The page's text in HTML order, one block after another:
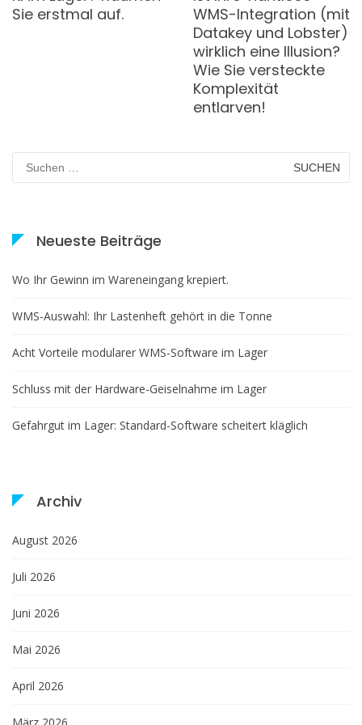
Sie erstmal auf.
WMS-Integration (mit
Datakey und Lobster)
wirklich eine Illusion?
Wie Sie versteckte
Komplexität
entlarven!
Suchen
nach:
Neueste Beiträge
Wo Ihr Gewinn im Wareneingang krepiert.
WMS-Auswahl: Ihr Lastenheft gehört in die Tonne
Acht Vorteile modularer WMS-Software im Lager
Schluss mit der Hardware-Geiselnahme im Lager
Gefahrgut im Lager: Standard-Software scheitert kläglich
Archiv
August 2026
Juli 2026
Juni 2026
Mai 2026
April 2026